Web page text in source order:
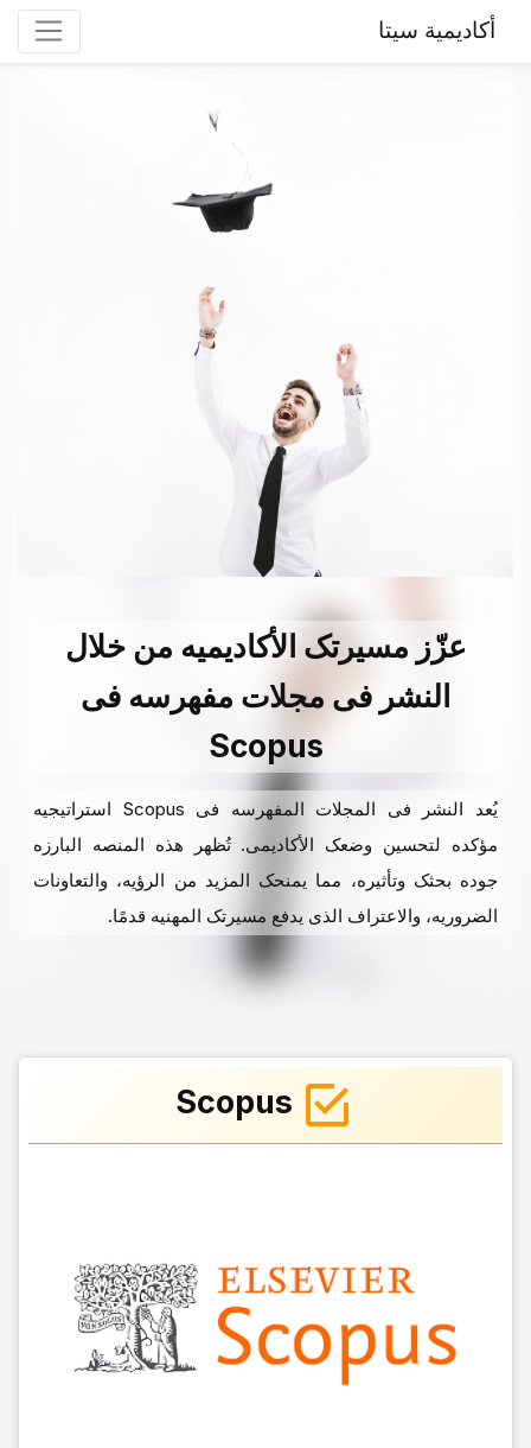
أكاديمية سيتا
عزّز مسیرتک الأکادیمیه من خلال
النشر فی مجلات مفهرسه فی
Scopus
یُعد النشر فی المجلات المفهرسه فی Scopus استراتیجیه
مؤکده لتحسین وضعک الأکادیمی. تُظهر هذه المنصه البارزه
جوده بحثک وتأثیره، مما یمنحک المزید من الرؤیه، والتعاونات
الضروریه، والاعتراف الذی یدفع مسیرتک المهنیه قدمًا.
Scopus